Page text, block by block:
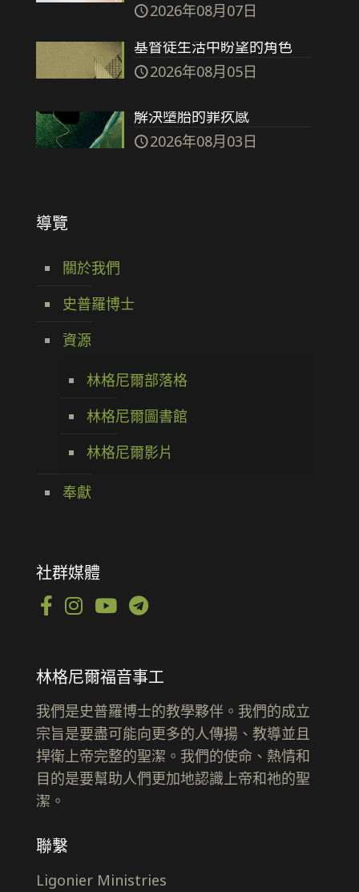
2026年08月07日
基督徒生活中盼望的角色
2026年08月05日
解決墮胎的罪疚感
2026年08月03日
導覽
關於我們
史普羅博士
資源
林格尼爾部落格
林格尼爾圖書館
林格尼爾影片
奉獻
社群媒體
林格尼爾福音事工
我們是史普羅博士的教學夥伴。我們的成立
宗旨是要盡可能向更多的人傳揚、教導並且
捍衛上帝完整的聖潔。我們的使命、熱情和
目的是要幫助人們更加地認識上帝和祂的聖
潔。
聯繫
Ligonier Ministries